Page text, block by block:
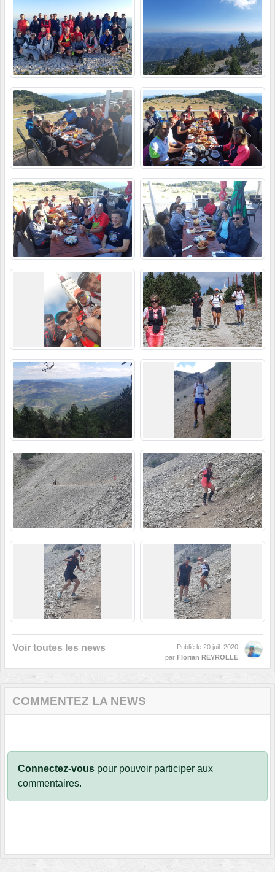
Voir toutes les news Publié le 20 juil. 2020
par Florian REYROLLE
COMMENTEZ LA NEWS
Connectez-vous pour pouvoir participer aux
commentaires.